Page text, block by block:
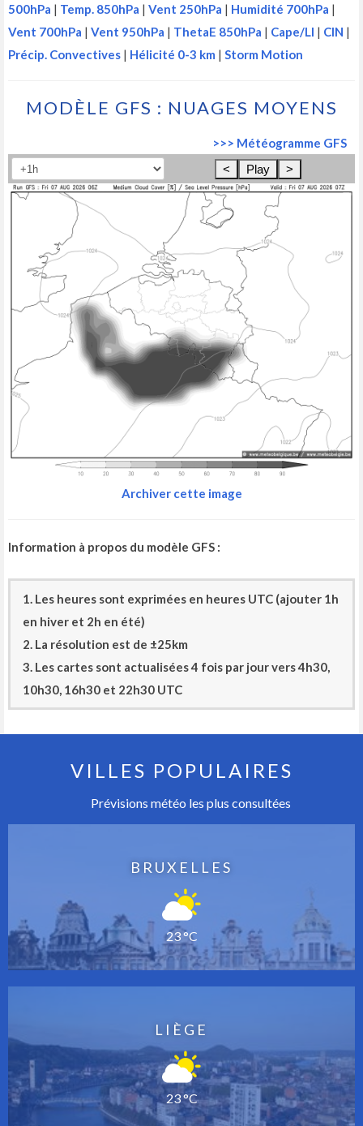
500hPa | Temp. 850hPa | Vent 250hPa | Humidité 700hPa |
Vent 700hPa | Vent 950hPa | ThetaE 850hPa | Cape/LI | CIN |
Précip. Convectives | Hélicité 0-3 km | Storm Motion
MODÈLE GFS : NUAGES MOYENS
>>> Météogramme GFS
< Play >
Archiver cette image
Information à propos du modèle GFS :
1. Les heures sont exprimées en heures UTC (ajouter 1h
en hiver et 2h en été)
2. La résolution est de ±25km
3. Les cartes sont actualisées 4 fois par jour vers 4h30,
10h30, 16h30 et 22h30 UTC
VILLES POPULAIRES
Prévisions météo les plus consultées
BRUXELLES
23 °C
LIÈGE
23 °C